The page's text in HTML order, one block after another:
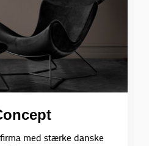
med stærke danske